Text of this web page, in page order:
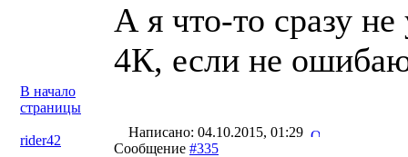
А я что-то сразу
4К, если не
В начало
страницы
rider42
Написано: 04.10.2015, 01:29
Сообщение #335